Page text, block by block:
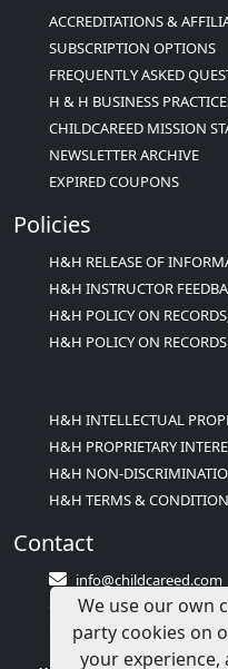
ACCREDITATIONS &
SUBSCRIPTION OPTIONS
FREQUENTLY ASKED
H & H BUSINESS
CHILDCAREED MISSION
NEWSLETTER ARCHIVE
EXPIRED COUPONS
Policies
H&H RELEASE OF
H&H INSTRUCTOR
H&H POLICY ON
H&H POLICY ON
H&H INTELLECTUAL
H&H PROPRIETARY
H&H NON-
H&H TERMS &
Contact
info@childcareed.com
Contact Us
1(833)283-2241 (2TEACH1)
We use our own
party cookies on
your experience,